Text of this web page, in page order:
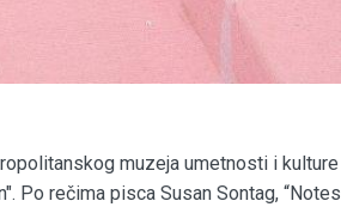
muzeja umetnosti i kulture
Po rečima pisca Susan Sontag, “Notes